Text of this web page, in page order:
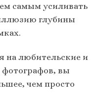
самым усиливать
глубины
на любительские и
вы
чем просто